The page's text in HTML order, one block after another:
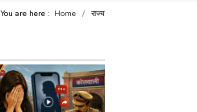
You are here : Home राज्य